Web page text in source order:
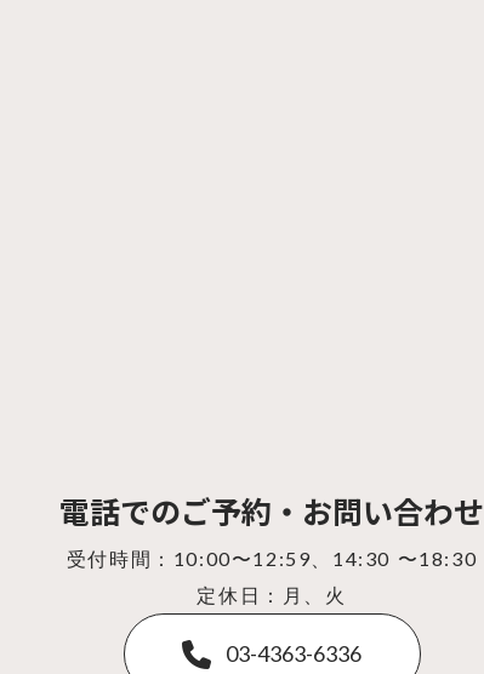
電話でのご予約・お問い合わせ
受付時間：10:00〜12:59、14:30 〜18:30
定休日：月、火
03-4363-6336